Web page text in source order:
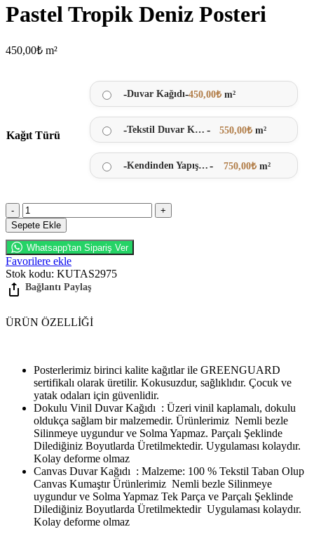
Pastel Tropik Deniz Posteri
450,00₺ m²
Kağıt Türü
-Duvar Kağıdı-450,00₺ m²
- Tekstil Duvar Kağıdı - 550,00₺ m²
- Kendinden Yapışkanlı - 750,00₺ m²
Sepete Ekle
Whatsapp'tan Sipariş Ver
Favorilere ekle
Stok kodu: KUTAS2975
ÜRÜN ÖZELLIĞI
Posterlerimiz birinci kalite kağıtlar ile GREENGUARD
sertifikalı olarak üretilir. Kokusuzdur, sağlıklıdır. Çocuk ve
yatak odaları için güvenlidir.
Dokulu Vinil Duvar Kağıdı : Üzeri vinil kaplamalı, dokulu
oldukça sağlam bir malzemedir. Ürünlerimiz Nemli bezle
Silinmeye uygundur ve Solma Yapmaz. Parçalı Şeklinde
Dilediğiniz Boyutlarda Üretilmektedir. Uygulaması kolaydır.
Kolay deforme olmaz
Canvas Duvar Kağıdı : Malzeme: 100 % Tekstil Taban Olup
Canvas Kumaştır Ürünlerimiz Nemli bezle Silinmeye
uygundur ve Solma Yapmaz Tek Parça ve Parçalı Şeklinde
Dilediğiniz Boyutlarda Üretilmektedir Uygulaması kolaydır.
Kolay deforme olmaz